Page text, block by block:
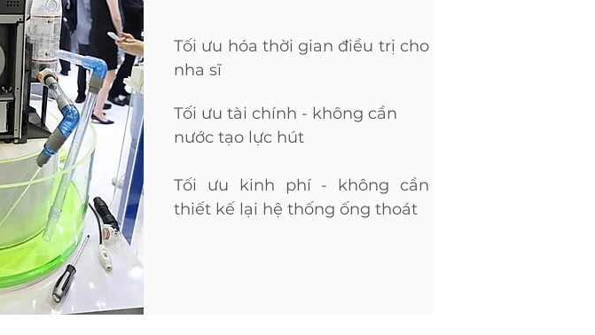
Tối ưu hóa thời gian điều trị cho
nha sĩ
Tối ưu tài chính - không cần
nước tạo lực hút
Tối ưu kinh phí - không cần
thiết kế lại hệ thống ống thoát